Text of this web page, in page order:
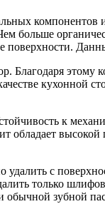
больше
поверхности.
Благодаря этому
кухонной
к
обладает
с
только
обычной зубной